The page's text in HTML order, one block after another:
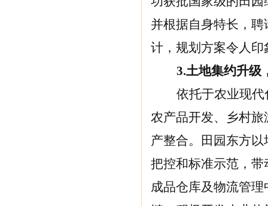
并根据自身特长，
计，规划方案令人
3.土地集约升级
依托于农业现
农产品开发、乡村
产整合。田园东方
把控和标准示范，
成品仓库及物流管